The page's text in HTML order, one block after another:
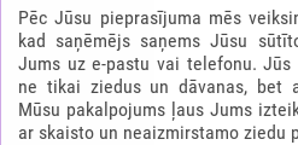
Pēc Jūsu pieprasījuma mēs
kad saņēmējs saņems Jūsu
Jums uz e-pastu vai telefonu.
ne tikai ziedus un dāvanas, bet
Mūsu pakalpojums ļaus Jums
ar skaisto un neaizmirstamo ziedu